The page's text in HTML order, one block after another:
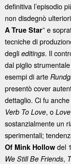
definitiva l’episodio
non disdegnò
A True Star” e
tecniche di
degli editings. Il
dal piglio
esempi di arte
presentò cover
dettaglio. Ci fu
Verb To Love, o
sostanzialmente un
sperimentali;
Of Mink Hollow del
We Still Be Friends,